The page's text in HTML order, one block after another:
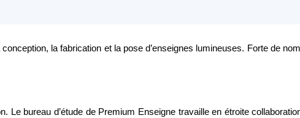
la fabrication et la pose d’enseignes lumineuses. Forte de
Le bureau d’étude de Premium Enseigne travaille en étroite